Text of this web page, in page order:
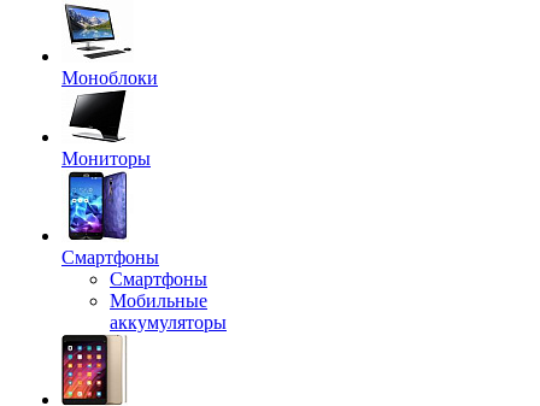
Моноблоки
Мониторы
Смартфоны
Смартфоны
Мобильные
аккумуляторы